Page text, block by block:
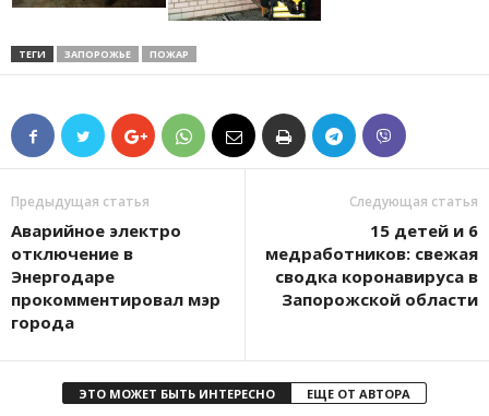
ТЕГИ ЗАПОРОЖЬЕ ПОЖАР
Предыдущая статья
Аварийное электро
отключение в
Энергодаре
прокомментировал мэр
города
Следующая статья
15 детей и 6
медработников: свежая
сводка коронавируса в
Запорожской области
ЭТО МОЖЕТ БЫТЬ ИНТЕРЕСНО ЕЩЕ ОТ АВТОРА